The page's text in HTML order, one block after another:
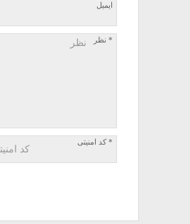
ایمیل
* نظر
* کد امنیتی